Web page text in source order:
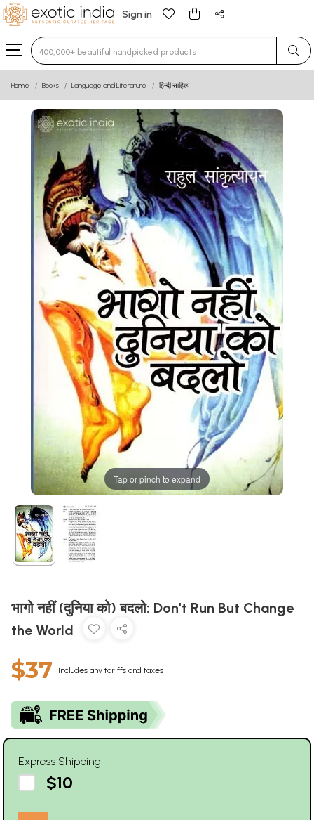
Sign in
Type 3 or more characters for results.
Home Books Language and Literature हिन्दी साहित्य
Tap or pinch to expand
भागो नहीं (दुनिया को) बदलो: Don't Run But Change
the World
$37 Includes any tariffs and taxes
Express Shipping
$10